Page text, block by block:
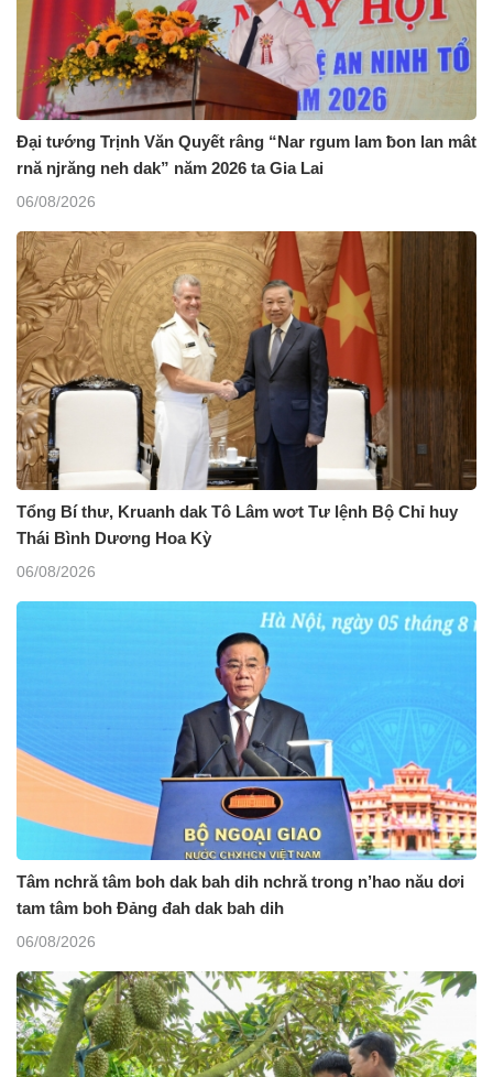
Đại tướng Trịnh Văn Quyết râng “Nar rgum lam ƀon lan mât
rnă njrăng neh dak” năm 2026 ta Gia Lai
06/08/2026
Tổng Bí thư, Kruanh dak Tô Lâm wơt Tư lệnh Bộ Chỉ huy
Thái Bình Dương Hoa Kỳ
06/08/2026
Tâm nchră tâm boh dak bah dih nchră trong n’hao nău dơi
tam tâm boh Đảng đah dak bah dih
06/08/2026